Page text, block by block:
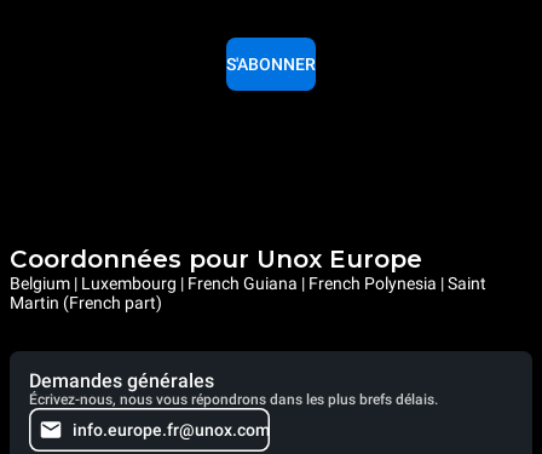
S'ABONNER
Coordonnées pour Unox Europe
Belgium | Luxembourg | French Guiana | French Polynesia | Saint
Martin (French part)
Demandes générales
Écrivez-nous, nous vous répondrons dans les plus brefs délais.
info.europe.fr@unox.com